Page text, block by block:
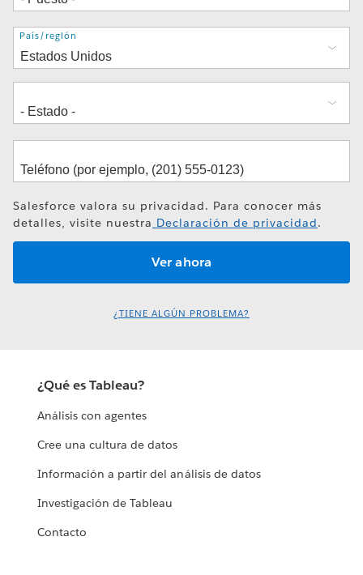
Dirección
País/región
Salesforce valora su privacidad. Para conocer más
detalles, visite nuestra Declaración de privacidad.
¿TIENE ALGÚN PROBLEMA?
¿Qué es Tableau?
Análisis con agentes
Cree una cultura de datos
Información a partir del análisis de datos
Investigación de Tableau
Contacto